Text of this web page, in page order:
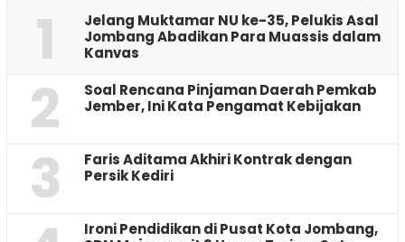
1
Jelang Muktamar NU ke-35, Pelukis Asal
Jombang Abadikan Para Muassis dalam
Kanvas
2
‎Soal Rencana Pinjaman Daerah Pemkab
Jember, Ini Kata Pengamat Kebijakan ‎
3
Faris Aditama Akhiri Kontrak dengan
Persik Kediri
Ironi Pendidikan di Pusat Kota Jombang,